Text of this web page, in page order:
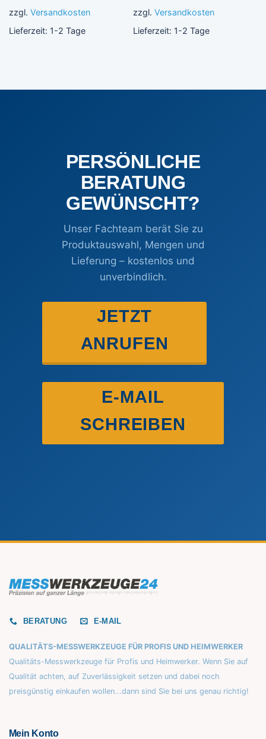
mehrere
Varianten
auf
zzgl. Versandkosten
Lieferzeit: 1-2 Tage
mehrere
Varianten
auf
zzgl. Versandkosten
Lieferzeit: 1-2 Tage
PERSÖNLICHE
BERATUNG
GEWÜNSCHT?
Unser Fachteam berät Sie zu
Produktauswahl, Mengen und
Lieferung – kostenlos und
unverbindlich.
JETZT
ANRUFEN
E-MAIL
SCHREIBEN
BERATUNG E-MAIL
QUALITÄTS-MESSWERKZEUGE FÜR PROFIS UND HEIMWERKER
Qualitäts-Messwerkzeuge für Profis und Heimwerker. Wenn Sie auf
Qualität achten, auf Zuverlässigkeit setzen und dabei noch
preisgünstig einkaufen wollen...dann sind Sie bei uns genau richtig!
Mein Konto